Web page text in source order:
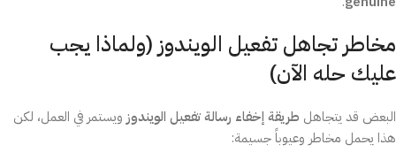
مخاطر تجاهل تفعيل الويندوز (ولماذا يجب
عليك حله الآن)
البعض قد يتجاهل طريقة إخفاء رسالة تفعيل الويندوز ويستمر في العمل، لكن
هذا يحمل مخاطر وعيوباً جسيمة: